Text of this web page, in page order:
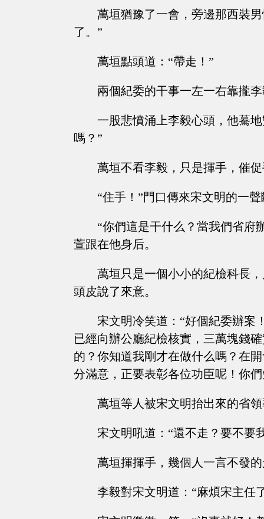
萬垣猶豫了一會，旁邊那西裝
了。”
萬垣點頭道：“帶走！”
兩個紀委的干事一左一右靠攏
一股悲憤涌上李毅心頭，他驀
嗎？”
萬垣不看李毅，只是揮手，催
“住手！”門口傳來宋文明的一
“你們這是干什么？當我們省府
萱跟在他身后。
萬垣只是一個小小的紀檢科長
頭皮說了來意。
宋文明冷笑道：“好個紀委辦案
已經向辦公廳紀檢核實，三萬塊錢
的？你知道我剛才在做什么嗎？在
分滿意，正要表彰各位功臣呢！你
萬垣等人被宋文明抬出來的省
宋文明吼道：“還不走？要不要
萬垣揮揮手，幾個人一言不發
李毅對宋文明道：“麻煩宋主任